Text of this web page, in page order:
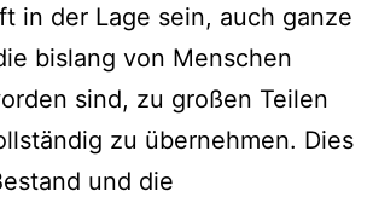
in der Lage sein, auch ganze
bislang von Menschen
sind, zu großen Teilen
zu übernehmen. Dies
und die